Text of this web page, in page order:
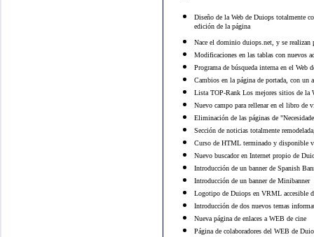
Diseño de la Web de Duiops totalmente
edición de la página
Nace el dominio duiops.net, y se realizan
Modificaciones en las tablas con nuevos
Programa de búsqueda interna en el Web
Cambios en la página de portada, con un
Lista TOP-Rank Los mejores sitios de la
Nuevo campo para rellenar en el libro de
Eliminación de las páginas de
Sección de noticias totalmente
Curso de HTML terminado y disponible
Nuevo buscador en Internet propio de
Introducción de un banner de Spanish
Introducción de un banner de Minibanner
Logotipo de Duiops en VRML accesible
Introducción de dos nuevos temas
Nueva página de enlaces a WEB de cine
Página de colaboradores del WEB de